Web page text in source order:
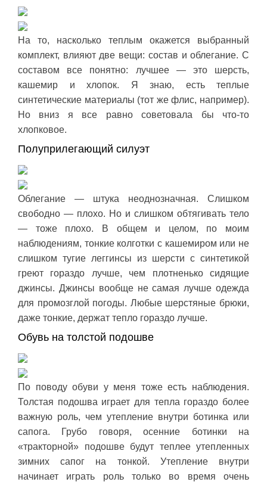
На то, насколько теплым окажется выбранный
комплект, влияют две вещи: состав и облегание. С
составом все понятно: лучшее — это шерсть,
кашемир и хлопок. Я знаю, есть теплые
синтетические материалы (тот же флис, например).
Но вниз я все равно советовала бы что-то
хлопковое.
Полуприлегающий силуэт
Облегание — штука неоднозначная. Слишком
свободно — плохо. Но и слишком обтягивать тело
— тоже плохо. В общем и целом, по моим
наблюдениям, тонкие колготки с кашемиром или не
слишком тугие леггинсы из шерсти с синтетикой
греют гораздо лучше, чем плотненько сидящие
джинсы. Джинсы вообще не самая лучше одежда
для промозглой погоды. Любые шерстяные брюки,
даже тонкие, держат тепло гораздо лучше.
Обувь на толстой подошве
По поводу обуви у меня тоже есть наблюдения.
Толстая подошва играет для тепла гораздо более
важную роль, чем утепление внутри ботинка или
сапога. Грубо говоря, осенние ботинки на
«тракторной» подошве будут теплее утепленных
зимних сапог на тонкой. Утепление внутри
начинает играть роль только во время очень